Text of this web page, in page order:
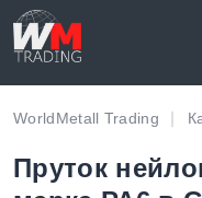
WorldMetall Trading
Пруток